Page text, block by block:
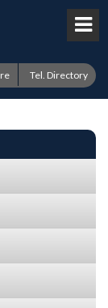
Tel. Directory